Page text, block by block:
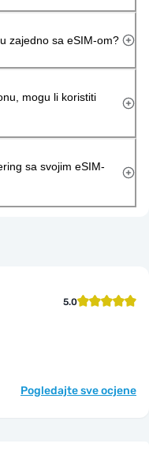
zajedno sa eSIM-om?
mogu li koristiti
sa svojim eSIM-
5.0
Pogledajte sve ocjene